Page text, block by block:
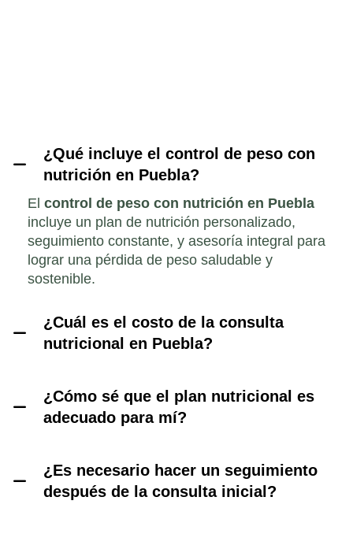
¿Qué incluye el control de peso con
nutrición en Puebla?
El control de peso con nutrición en Puebla
incluye un plan de nutrición personalizado,
seguimiento constante, y asesoría integral para
lograr una pérdida de peso saludable y
sostenible.
¿Cuál es el costo de la consulta
nutricional en Puebla?
¿Cómo sé que el plan nutricional es
adecuado para mí?
¿Es necesario hacer un seguimiento
después de la consulta inicial?